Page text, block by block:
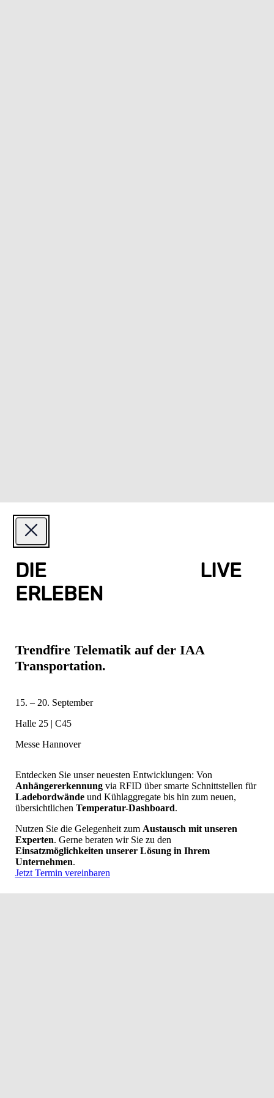
DIE
LIVE
ERLEBEN
Trendfire Telematik auf der IAA
Transportation.
15. – 20. September
Halle 25 | C45
Messe Hannover
Entdecken Sie unser neuesten Entwicklungen: Von
Anhängererkennungvia RFID über smarte Schnittstellen für
Ladebordwändeund Kühlaggregate bis hin zum neuen,
übersichtlichen Temperatur-Dashboard.
Nutzen Sie die Gelegenheit zum Austausch mit unseren
Experten. Gerne beraten wir Sie zu den
Einsatzmöglichkeiten unserer Lösung in Ihrem
Unternehmen.
Jetzt Termin vereinbaren